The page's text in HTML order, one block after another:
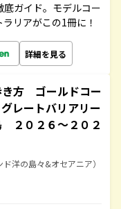
ガイド。モデルコー
リアがこの1冊に！
詳細を見る
方 ゴールドコー
レートバリアリー
０２６～２０２
洋の島々&オセアニア）